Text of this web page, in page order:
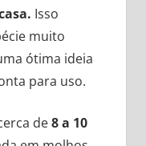
Isso
muito
ótima ideia
para uso.
de8 a 10